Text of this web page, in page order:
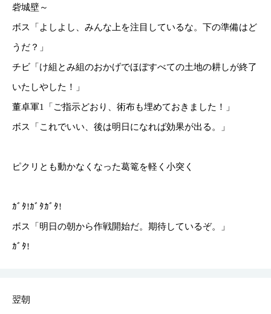
砦城壁～
ボス「よしよし、みんな上を注目しているな。下の準備はど
うだ？」
チビ「け組とみ組のおかげでほぼすべての土地の耕しが終了
いたしやした！」
董卓軍1「ご指示どおり、術布も埋めておきました！」
ボス「これでいい、後は明日になれば効果が出る。」
ピクリとも動かなくなった葛篭を軽く小突く
ｶﾞﾀ!ｶﾞﾀｶﾞﾀ!
ボス「明日の朝から作戦開始だ。期待しているぞ。」
ｶﾞﾀ!
翌朝